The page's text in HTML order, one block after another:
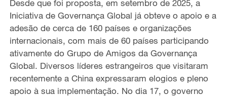
Desde que foi proposta, em setembro de 2025, a
Iniciativa de Governança Global já obteve o apoio e a
adesão de cerca de 160 países e organizações
internacionais, com mais de 60 países participando
ativamente do Grupo de Amigos da Governança
Global. Diversos líderes estrangeiros que visitaram
recentemente a China expressaram elogios e pleno
apoio à sua implementação. No dia 17, o governo